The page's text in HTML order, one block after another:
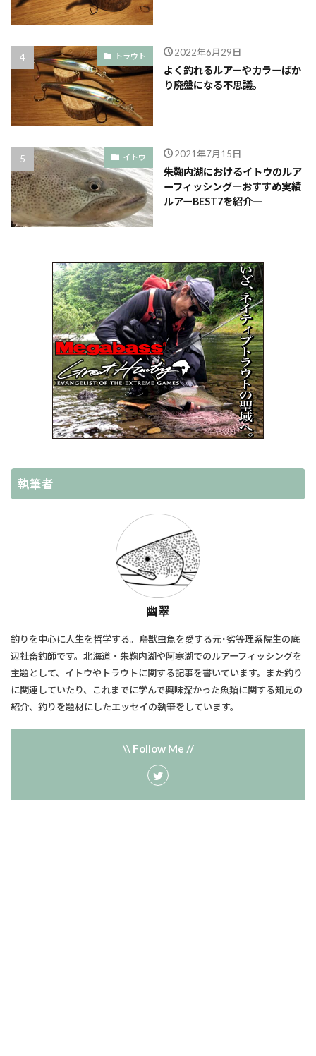
トラウト 2022年6月29日
よく釣れるルアーやカラーばか
り廃盤になる不思議。
イトウ 2021年7月15日
朱鞠内湖におけるイトウのルア
ーフィッシング―おすすめ実績
ルアーBEST7を紹介―
執筆者
幽翠
釣りを中心に人生を哲学する。鳥獣虫魚を愛する元･劣等理系院生の底
辺社畜釣師です。北海道・朱鞠内湖や阿寒湖でのルアーフィッシングを
主題として、​イトウやトラウトに関する記事を書いています。また釣り
に関連していたり、​これまでに学んで興味深かった魚類に関する知見の
紹介、釣りを題材にしたエッセイの執筆をしています。
\\ Follow Me //